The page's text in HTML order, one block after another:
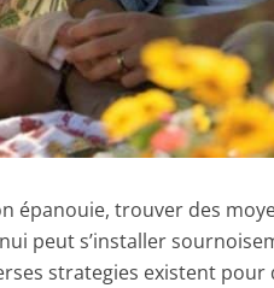
épanouie, trouver des
peut s’installer
strategies existent